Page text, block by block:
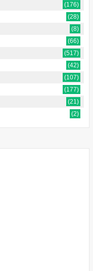
(176)
(28)
(8)
(66)
(517)
(42)
(107)
(177)
(21)
(2)